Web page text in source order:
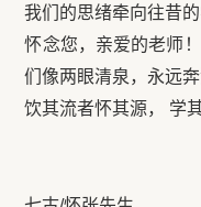
我们的思绪牵向往昔
怀念您，亲爱的老师
们像两眼清泉，永远
饮其流者怀其源， 学
感